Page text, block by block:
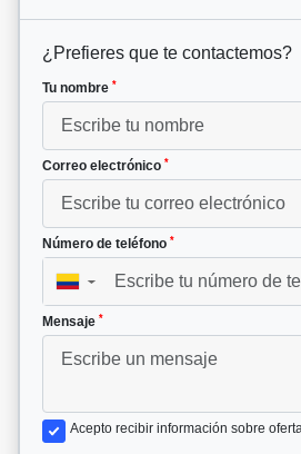
¿Prefieres que te contactemos?
Tu nombre *
Correo electrónico *
Número de teléfono *
▼
Mensaje *
Acepto recibir información sobre